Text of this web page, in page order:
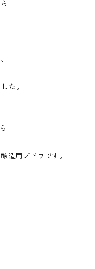
た。
造用ブドウです。